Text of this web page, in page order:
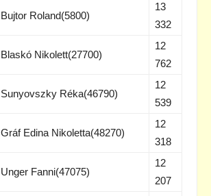
Bujtor Roland(5800)
13
332
Blaskó Nikolett(27700)
12
762
Sunyovszky Réka(46790)
12
539
Gráf Edina Nikoletta(48270)
12
318
Unger Fanni(47075)
12
207